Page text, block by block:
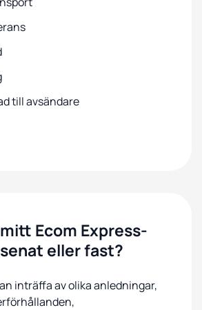
till avsändare
Ecom Express-
eller fast?
inträffa av olika anledningar,